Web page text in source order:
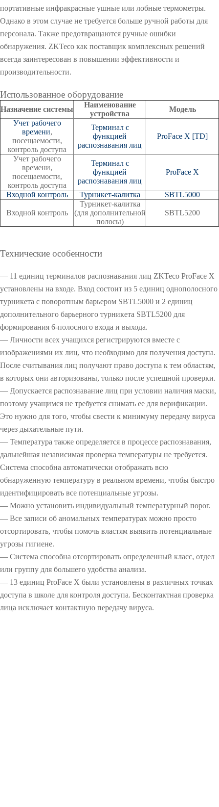
портативные инфракрасные ушные или лобные термометры.
Однако в этом случае не требуется больше ручной работы для
персонала. Также предотвращаются ручные ошибки
обнаружения. ZKTeco как поставщик комплексных решений
всегда заинтересован в повышении эффективности и
производительности.
Использованное оборудование
Назначение системы
Наименование
устройства
Модель
Учет рабочего
времени,
посещаемости,
контроль доступа
Терминал с
функцией
распознавания лиц
ProFace X [TD]
Учет рабочего
времени,
посещаемости,
контроль доступа
Терминал с
функцией
распознавания лиц
ProFace X
Входной контроль Турникет-калитка SBTL5000
Входной контроль
Турникет-калитка
(для дополнительной
полосы)
SBTL5200
Технические особенности
— 11 единиц терминалов распознавания лиц ZKTeco ProFace X
установлены на входе. Вход состоит из 5 единиц однополосного
турникета с поворотным барьером SBTL5000 и 2 единиц
дополнительного барьерного турникета SBTL5200 для
формирования 6-полосного входа и выхода.
— Личности всех учащихся регистрируются вместе с
изображениями их лиц, что необходимо для получения доступа.
После считывания лиц получают право доступа к тем областям,
в которых они авторизованы, только после успешной проверки.
— Допускается распознавание лиц при условии наличия маски,
поэтому учащимся не требуется снимать ее для верификации.
Это нужно для того, чтобы свести к минимуму передачу вируса
через дыхательные пути.
— Температура также определяется в процессе распознавания,
дальнейшая независимая проверка температуры не требуется.
Система способна автоматически отображать всю
обнаруженную температуру в реальном времени, чтобы быстро
идентифицировать все потенциальные угрозы.
— Можно установить индивидуальный температурный порог.
— Все записи об аномальных температурах можно просто
отсортировать, чтобы помочь властям выявить потенциальные
угрозы гигиене.
— Система способна отсортировать определенный класс, отдел
или группу для большего удобства анализа.
— 13 единиц ProFace X были установлены в различных точках
доступа в школе для контроля доступа. Бесконтактная проверка
лица исключает контактную передачу вируса.